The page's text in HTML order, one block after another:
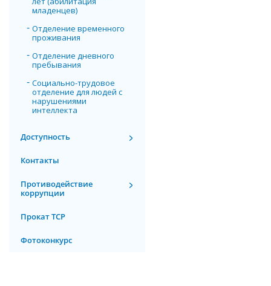
младенцев)
Отделение временного
проживания
Отделение дневного
пребывания
Социально-трудовое
отделение для людей с
нарушениями
интеллекта
Доступность
Контакты
Противодействие
коррупции
Прокат ТСР
Фотоконкурс